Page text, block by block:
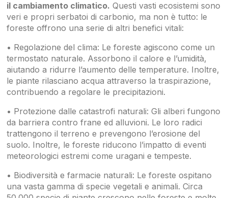
il cambiamento climatico. Questi vasti ecosistemi sono
veri e propri serbatoi di carbonio, ma non è tutto: le
foreste offrono una serie di altri benefici vitali:
• Regolazione del clima: Le foreste agiscono come un
termostato naturale. Assorbono il calore e l’umidità,
aiutando a ridurre l’aumento delle temperature. Inoltre,
le piante rilasciano acqua attraverso la traspirazione,
contribuendo a regolare le precipitazioni.
• Protezione dalle catastrofi naturali: Gli alberi fungono
da barriera contro frane ed alluvioni. Le loro radici
trattengono il terreno e prevengono l’erosione del
suolo. Inoltre, le foreste riducono l’impatto di eventi
meteorologici estremi come uragani e tempeste.
• Biodiversità e farmacie naturali: Le foreste ospitano
una vasta gamma di specie vegetali e animali. Circa